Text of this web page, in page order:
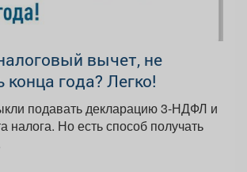
вычет, не
года? Легко!
подавать декларацию 3-НДФЛ и
налога. Но есть способ получать